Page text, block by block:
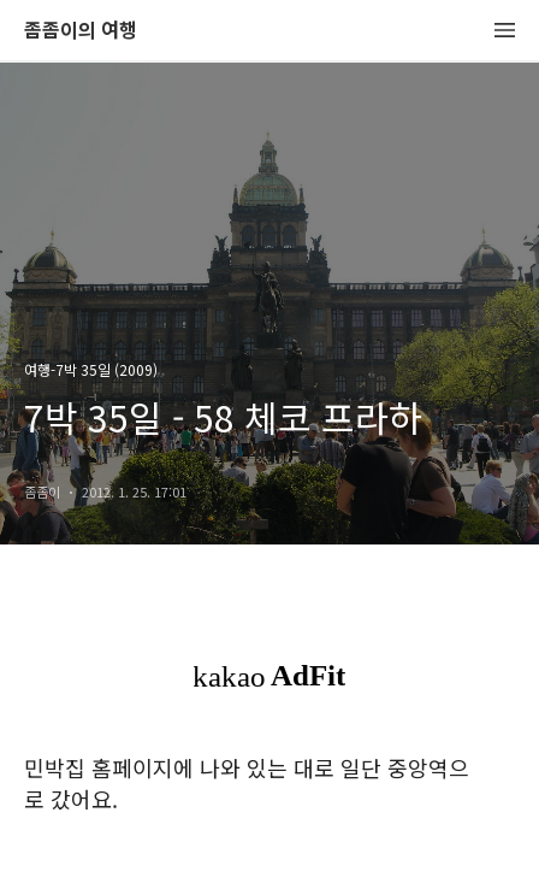
좀좀이의 여행
여행-7박 35일 (2009)
7박 35일 - 58 체코 프라하
좀좀이 2012. 1. 25. 17:01
민박집 홈페이지에 나와 있는 대로 일단 중앙역으
로 갔어요.